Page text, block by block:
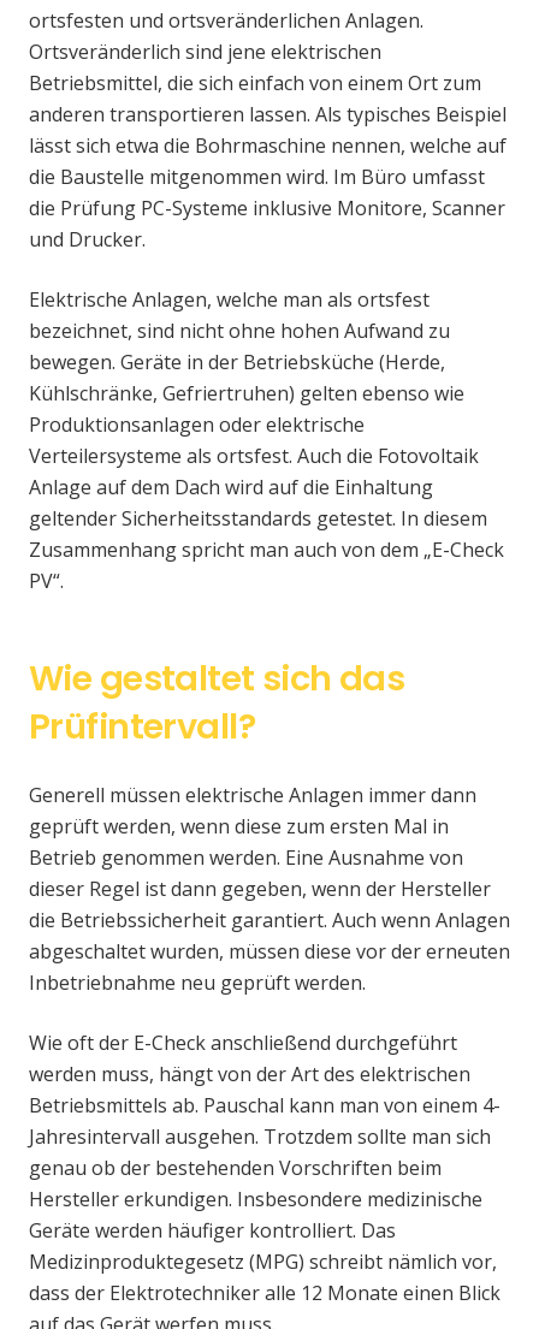
ortsfesten und ortsveränderlichen Anlagen.
Ortsveränderlich sind jene elektrischen
Betriebsmittel, die sich einfach von einem Ort zum
anderen transportieren lassen. Als typisches Beispiel
lässt sich etwa die Bohrmaschine nennen, welche auf
die Baustelle mitgenommen wird. Im Büro umfasst
die Prüfung PC-Systeme inklusive Monitore, Scanner
und Drucker.
Elektrische Anlagen, welche man als ortsfest
bezeichnet, sind nicht ohne hohen Aufwand zu
bewegen. Geräte in der Betriebsküche (Herde,
Kühlschränke, Gefriertruhen) gelten ebenso wie
Produktionsanlagen oder elektrische
Verteilersysteme als ortsfest. Auch die Fotovoltaik
Anlage auf dem Dach wird auf die Einhaltung
geltender Sicherheitsstandards getestet. In diesem
Zusammenhang spricht man auch von dem „E-Check
PV“.
Wie gestaltet sich das
Prüfintervall?
Generell müssen elektrische Anlagen immer dann
geprüft werden, wenn diese zum ersten Mal in
Betrieb genommen werden. Eine Ausnahme von
dieser Regel ist dann gegeben, wenn der Hersteller
die Betriebssicherheit garantiert. Auch wenn Anlagen
abgeschaltet wurden, müssen diese vor der erneuten
Inbetriebnahme neu geprüft werden.
Wie oft der E-Check anschließend durchgeführt
werden muss, hängt von der Art des elektrischen
Betriebsmittels ab. Pauschal kann man von einem 4-
Jahresintervall ausgehen. Trotzdem sollte man sich
genau ob der bestehenden Vorschriften beim
Hersteller erkundigen. Insbesondere medizinische
Geräte werden häufiger kontrolliert. Das
Medizinproduktegesetz (MPG) schreibt nämlich vor,
dass der Elektrotechniker alle 12 Monate einen Blick